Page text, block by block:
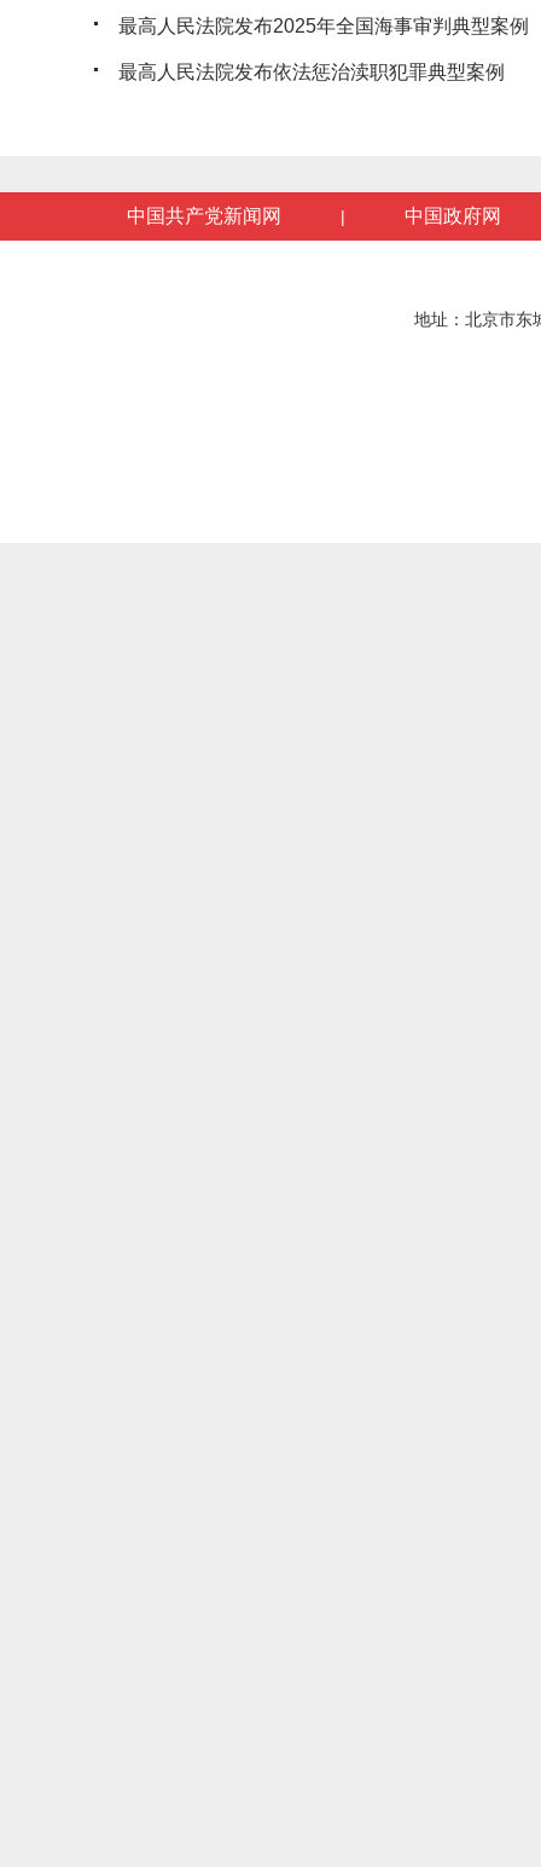
最高人民法院发布2025年全国海事审判典型案例
最高人民法院发布依法惩治渎职犯罪典型案例
中国共产党新闻网 | 中国政府网
地址：北京市东